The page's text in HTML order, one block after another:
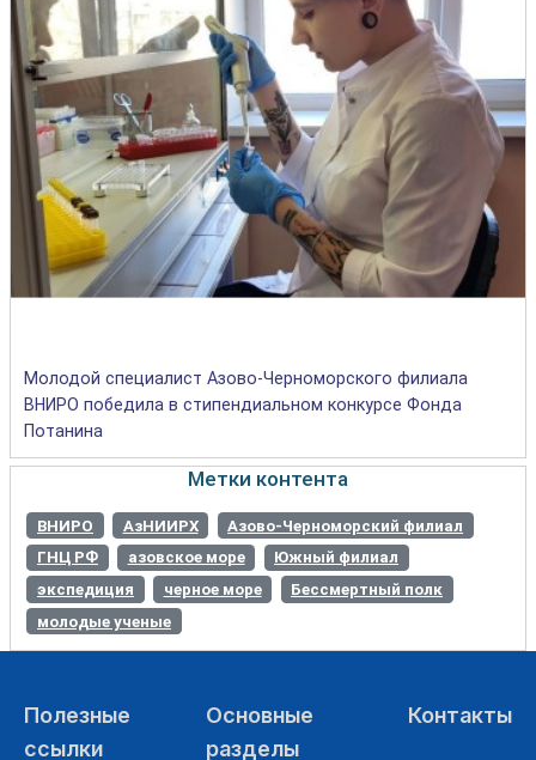
Молодой специалист Азово-Черноморского филиала
ВНИРО победила в стипендиальном конкурсе Фонда
Потанина
Метки контента
ВНИРО АзНИИРХ
Азово-Черноморский филиал
ГНЦ РФ
азовское море
Южный филиал
экспедиция
черное море
Бессмертный полк
молодые ученые
Полезные
ссылки
Основные
разделы
Контакты